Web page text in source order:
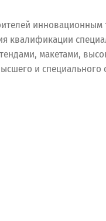
инновационным
квалификации
макетами,
и специального